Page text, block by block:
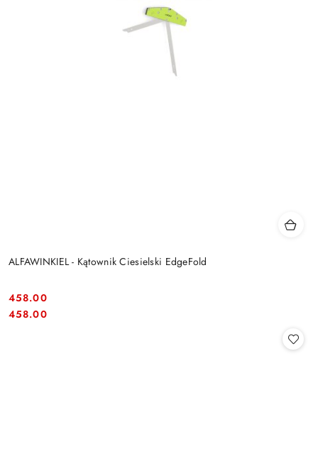
ALFAWINKIEL - Kątownik Ciesielski EdgeFold
Cena:
458.00
Cena:
458.00